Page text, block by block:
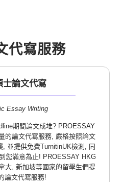
代寫服務
士論文代寫
Essay Writing
期間論文成堆? PROESSAY
的論文代寫服務, 嚴格按照論文
並提供免費TurnitinUK檢測, 同
您滿意為止! PROESSAY HKG
大, 新加坡等國家的留學生們提
論文代寫服務!